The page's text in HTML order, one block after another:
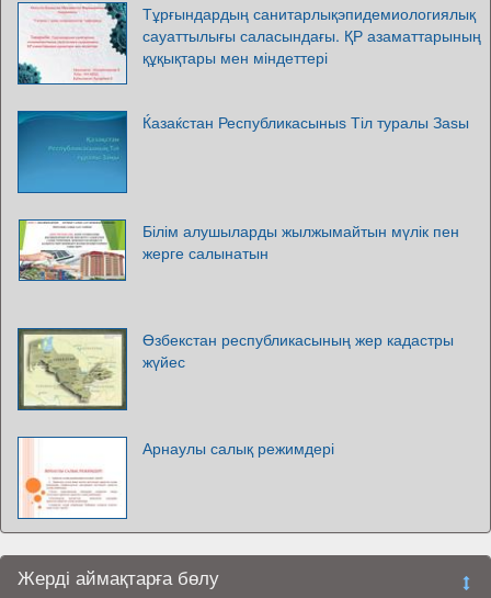
Тұрғындардың санитарлықэпидемиологиялық
сауаттылығы саласындағы. ҚР азаматтарының
құқықтары мен міндеттері
Ќазаќстан Республикасыныѕ Тіл туралы Заѕы
Білім алушыларды жылжымайтын мүлік пен
жерге салынатын
Өзбекстан республикасының жер кадастры
жүйес
Арнаулы салық режимдері
Жерді аймақтарға бөлу